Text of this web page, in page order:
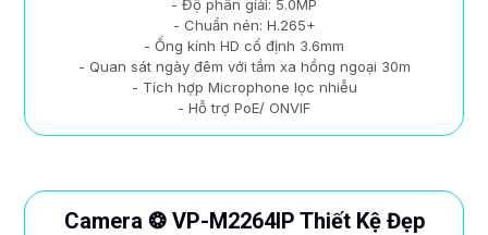
- Độ phân giải: 5.0MP
- Chuẩn nén: H.265+
- Ống kính HD cố định 3.6mm
- Quan sát ngày đêm với tầm xa hồng ngoại 30m
- Tích hợp Microphone lọc nhiễu
- Hỗ trợ PoE/ ONVIF
Camera ❂ VP-M2264IP Thiết Kệ Đẹp